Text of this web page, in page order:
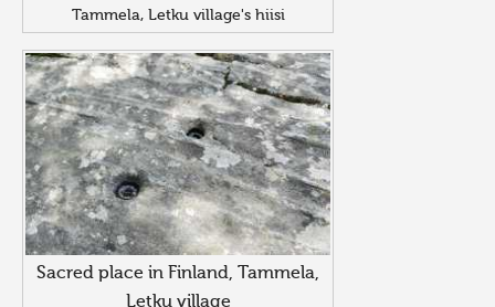
Tammela, Letku village's hiisi
Sacred place in Finland, Tammela,
Letku village